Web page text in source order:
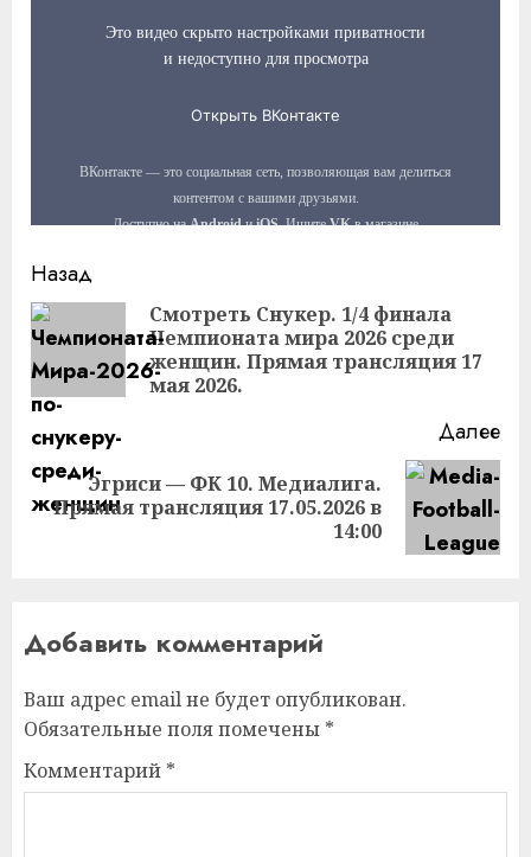
Продолжить
чтение
Назад
Смотреть Снукер. 1/4 финала
Чемпионата мира 2026 среди
женщин. Прямая трансляция 17
мая 2026.
Далее
Следующая
Эгриси — ФК 10. Медиалига.
Прямая трансляция 17.05.2026 в
14:00
Добавить комментарий
Ваш адрес email не будет опубликован.
Обязательные поля помечены *
Комментарий *